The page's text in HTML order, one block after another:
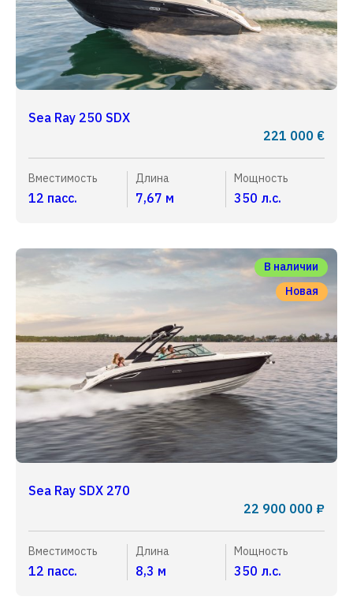
Sea Ray 250 SDX
221 000 €
Вместимость
12 пасс.
Длина
7,67 м
Мощность
350 л.с.
В наличии
Новая
Sea Ray SDX 270
22 900 000 ₽
Вместимость
12 пасс.
Длина
8,3 м
Мощность
350 л.с.